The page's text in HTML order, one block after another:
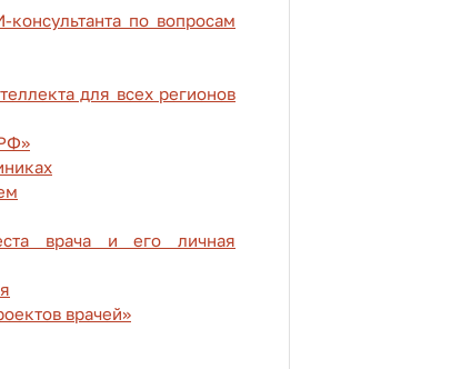
по вопросам
для всех регионов
врача и его личная
врачей»